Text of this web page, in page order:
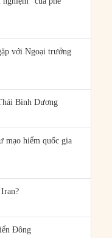
với Ngoại trưởng
Bình Dương
mạo hiểm quốc gia
Đông